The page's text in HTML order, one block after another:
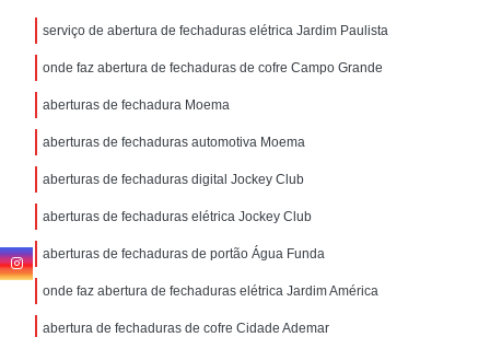
serviço de abertura de fechaduras elétrica Jardim Paulista
onde faz abertura de fechaduras de cofre Campo Grande
aberturas de fechadura Moema
aberturas de fechaduras automotiva Moema
aberturas de fechaduras digital Jockey Club
aberturas de fechaduras elétrica Jockey Club
aberturas de fechaduras de portão Água Funda
onde faz abertura de fechaduras elétrica Jardim América
abertura de fechaduras de cofre Cidade Ademar